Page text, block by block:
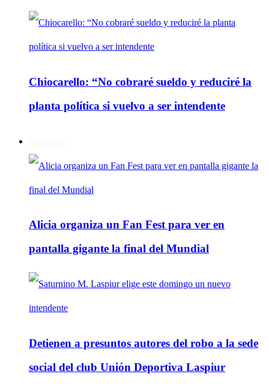
Chiocarello: “No cobraré sueldo y reduciré la
planta política si vuelvo a ser intendente
Alicia organiza un Fan Fest para ver en
pantalla gigante la final del Mundial
Detienen a presuntos autores del robo a la sede
social del club Unión Deportiva Laspiur